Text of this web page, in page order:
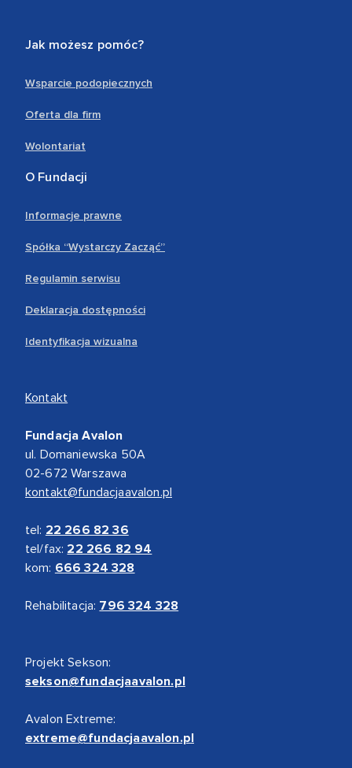
Jak możesz pomóc?
Wsparcie podopiecznych
Oferta dla firm
Wolontariat
O Fundacji
Informacje prawne
Spółka “Wystarczy Zacząć”
Regulamin serwisu
Deklaracja dostępności
Identyfikacja wizualna
Kontakt
Fundacja Avalon
ul. Domaniewska 50A
02-672 Warszawa
kontakt@fundacjaavalon.pl
tel: 22 266 82 36
tel/fax: 22 266 82 94
kom: 666 324 328
Rehabilitacja: 796 324 328
Projekt Sekson:
sekson@fundacjaavalon.pl
Avalon Extreme:
extreme@fundacjaavalon.pl